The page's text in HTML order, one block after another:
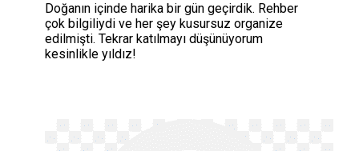
Doğanın içinde harika bir gün geçirdik. Rehber
çok bilgiliydi ve her şey kusursuz organize
edilmişti. Tekrar katılmayı düşünüyorum
kesinlikle yıldız!